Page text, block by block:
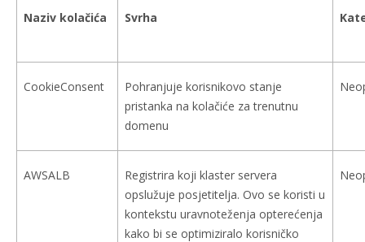
Naziv kolačića Svrha
CookieConsent
Pohranjuje korisnikovo stanje
pristanka na kolačiće za trenutnu
domenu
AWSALB
Registrira koji klaster servera
opslužuje posjetitelja. Ovo se koristi u
kontekstu uravnoteženja opterećenja
kako bi se optimiziralo korisničko